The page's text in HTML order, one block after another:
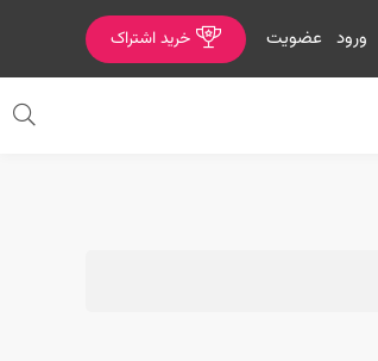
ورود عضویت خرید اشتراک